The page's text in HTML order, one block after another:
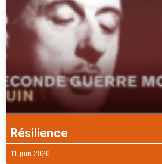
Résilience
11 juin 2026